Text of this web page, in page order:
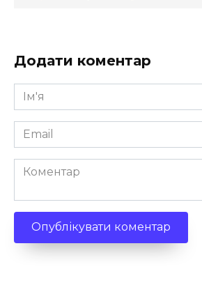
Додати коментар
Ім'я
*
Email
*
Коментар